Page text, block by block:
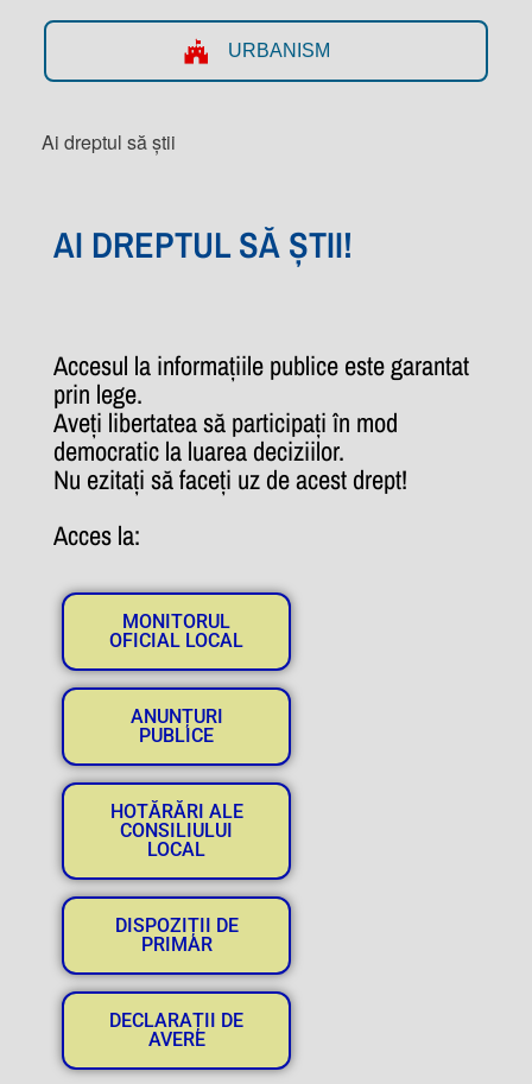
URBANISM
Ai dreptul să știi
AI DREPTUL SĂ ȘTII!
Accesul la informațiile publice este garantat
prin lege.
Aveți libertatea să participați în mod
democratic la luarea deciziilor.
Nu ezitați să faceți uz de acest drept!
Acces la:
MONITORUL
OFICIAL LOCAL
ANUNȚURI
PUBLICE
HOTĂRĂRI ALE
CONSILIULUI
LOCAL
DISPOZIȚII DE
PRIMAR
DECLARAȚII DE
AVERE